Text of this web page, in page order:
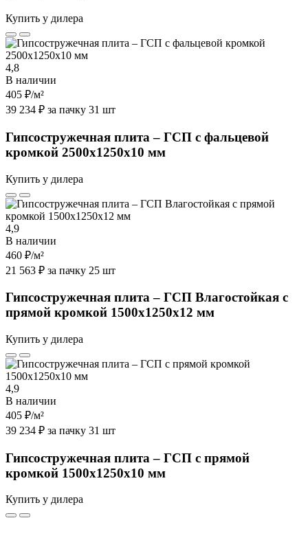
Купить у дилера
4,8
В наличии
405 ₽/м²
39 234 ₽ за пачку 31 шт
Гипсостружечная плита – ГСП с фальцевой
кромкой 2500х1250х10 мм
Купить у дилера
4,9
В наличии
460 ₽/м²
21 563 ₽ за пачку 25 шт
Гипсостружечная плита – ГСП Влагостойкая с
прямой кромкой 1500х1250х12 мм
Купить у дилера
4,9
В наличии
405 ₽/м²
39 234 ₽ за пачку 31 шт
Гипсостружечная плита – ГСП с прямой
кромкой 1500х1250х10 мм
Купить у дилера